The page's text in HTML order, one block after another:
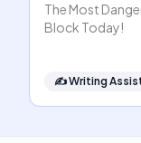
The Most
Block Today!
✍️Writing